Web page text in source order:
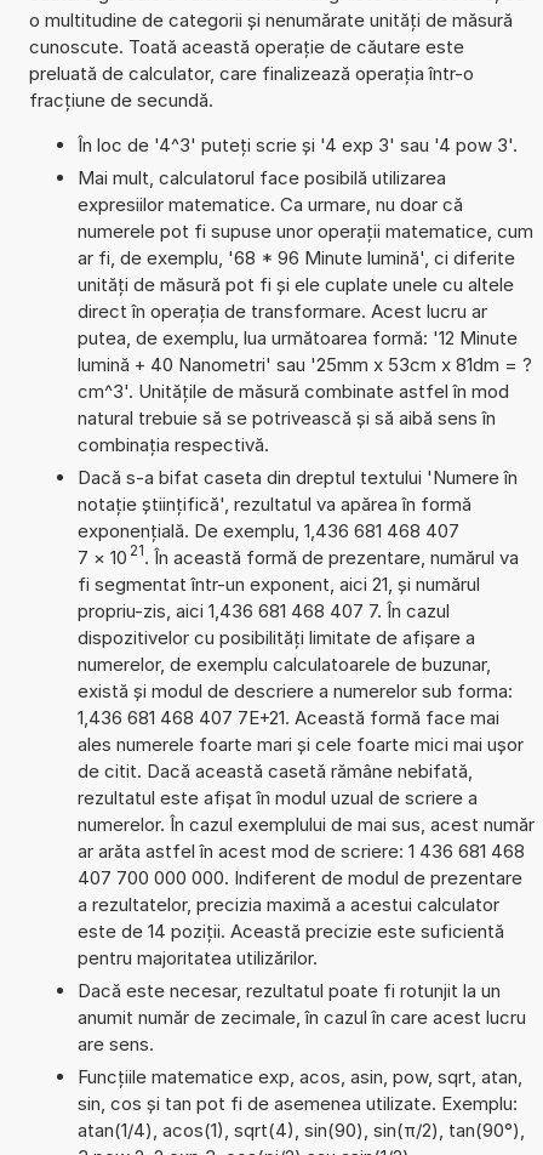
o multitudine de categorii și nenumărate unități de măsură
cunoscute. Toată această operație de căutare este
preluată de calculator, care finalizează operația într-o
fracțiune de secundă.
În loc de '4^3' puteți scrie și '4 exp 3' sau '4 pow 3'.
Mai mult, calculatorul face posibilă utilizarea
expresiilor matematice. Ca urmare, nu doar că
numerele pot fi supuse unor operații matematice, cum
ar fi, de exemplu, '68 * 96 Minute lumină', ci diferite
unități de măsură pot fi și ele cuplate unele cu altele
direct în operația de transformare. Acest lucru ar
putea, de exemplu, lua următoarea formă: '12 Minute
lumină + 40 Nanometri' sau '25mm x 53cm x 81dm = ?
cm^3'. Unitățile de măsură combinate astfel în mod
natural trebuie să se potrivească și să aibă sens în
combinația respectivă.
Dacă s-a bifat caseta din dreptul textului 'Numere în
notație științifică', rezultatul va apărea în formă
exponențială. De exemplu, 1,436 681 468 407
7 × 10 21. În această formă de prezentare, numărul va
fi segmentat într-un exponent, aici 21, și numărul
propriu-zis, aici 1,436 681 468 407 7. În cazul
dispozitivelor cu posibilități limitate de afișare a
numerelor, de exemplu calculatoarele de buzunar,
există și modul de descriere a numerelor sub forma:
1,436 681 468 407 7E+21. Această formă face mai
ales numerele foarte mari și cele foarte mici mai ușor
de citit. Dacă această casetă rămâne nebifată,
rezultatul este afișat în modul uzual de scriere a
numerelor. În cazul exemplului de mai sus, acest număr
ar arăta astfel în acest mod de scriere: 1 436 681 468
407 700 000 000. Indiferent de modul de prezentare
a rezultatelor, precizia maximă a acestui calculator
este de 14 poziții. Această precizie este suficientă
pentru majoritatea utilizărilor.
Dacă este necesar, rezultatul poate fi rotunjit la un
anumit număr de zecimale, în cazul în care acest lucru
are sens.
Funcțiile matematice exp, acos, asin, pow, sqrt, atan,
sin, cos și tan pot fi de asemenea utilizate. Exemplu:
atan(1/4), acos(1), sqrt(4), sin(90), sin(π/2), tan(90°),